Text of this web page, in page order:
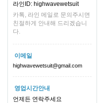
라인ID: highwavewetsuit
카톡, 라인 메일로 문의주시면
친절하게 안내해 드리겠습니
다.
이메일
highwavewetsuit@gmail.com
영업시간안내
언제든 연락주세요